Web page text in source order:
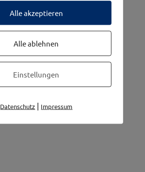
Alle akzeptieren
Alle ablehnen
Einstellungen
Datenschutz | Impressum